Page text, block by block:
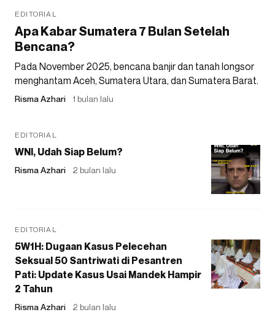
EDITORIAL
Apa Kabar Sumatera 7 Bulan Setelah
Bencana?
Pada November 2025, bencana banjir dan tanah longsor
menghantam Aceh, Sumatera Utara, dan Sumatera Barat.
Risma Azhari 1 bulan lalu
EDITORIAL
WNI, Udah Siap Belum?
Risma Azhari 2 bulan lalu
EDITORIAL
5W1H: Dugaan Kasus Pelecehan
Seksual 50 Santriwati di Pesantren
Pati: Update Kasus Usai Mandek Hampir
2 Tahun
Risma Azhari 2 bulan lalu